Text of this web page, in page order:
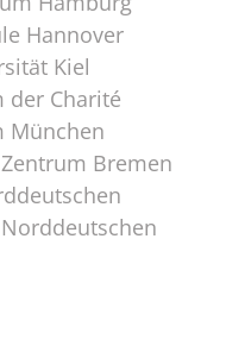
Hannover
Kiel
der Charité
München
Bremen